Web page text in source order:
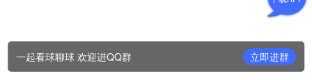
一起看球聊球 欢迎进QQ群 立即进群